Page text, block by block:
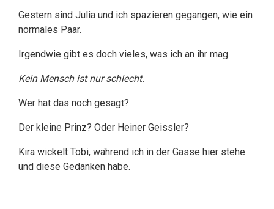
Gestern sind Julia und ich spazieren gegangen, wie ein
normales Paar.
Irgendwie gibt es doch vieles, was ich an ihr mag.
Kein Mensch ist nur schlecht.
Wer hat das noch gesagt?
Der kleine Prinz? Oder Heiner Geissler?
Kira wickelt Tobi, während ich in der Gasse hier stehe
und diese Gedanken habe.